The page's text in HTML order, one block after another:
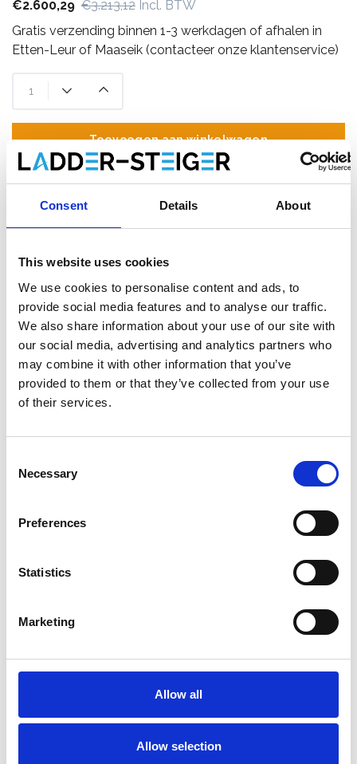
Consent Details About
This website uses cookies
We use cookies to personalise content and ads, to
provide social media features and to analyse our traffic.
We also share information about your use of our site with
our social media, advertising and analytics partners who
may combine it with other information that you’ve
provided to them or that they’ve collected from your use
of their services.
Selection
Necessary
Preferences
Statistics
Marketing
Allow all
Allow selection
€2.600,29 €3.213,12 Incl. BTW
Gratis verzending binnen 1-3 werkdagen of afhalen in
Etten-Leur of Maaseik (contacteer onze klantenservice)
Toevoegen aan winkelwagen
Product informatie Vergelijkbare producten
Beschrijving
DeASC universele
Een platform met
carbon deck is 25% procent lichter
werkzaamheden
De ASC universele rolsteiger met schoren is standaard
cm in hoogte regelbaar.
De ASC brede rolsteiger is bovenaan voorzien van een
Sneller op-en afbouwen dankzij de
innovatieve
opwaaibeveiliging
kantplanksetzodat er geen materialen of gereedschap
op het platform niet naar beneden kan vallen.
Met extrarolsteiger onderdelenkan u deze universele